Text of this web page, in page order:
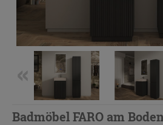
Badmöbel FARO am